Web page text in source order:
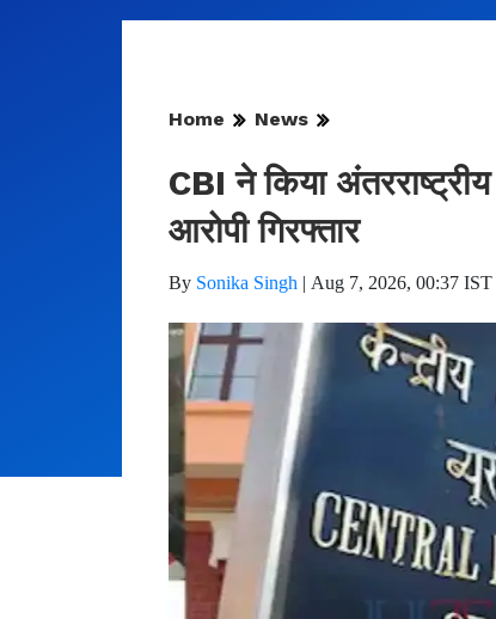
Home News
CBI ने किया
आरोपी गिरफ्तार
By Sonika Singh | Aug 7, 2026, 00:37 IST